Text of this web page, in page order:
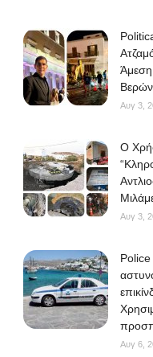
Άμεση
Αυγ 3,
O
Αυγ 3,
Αυγ 6,